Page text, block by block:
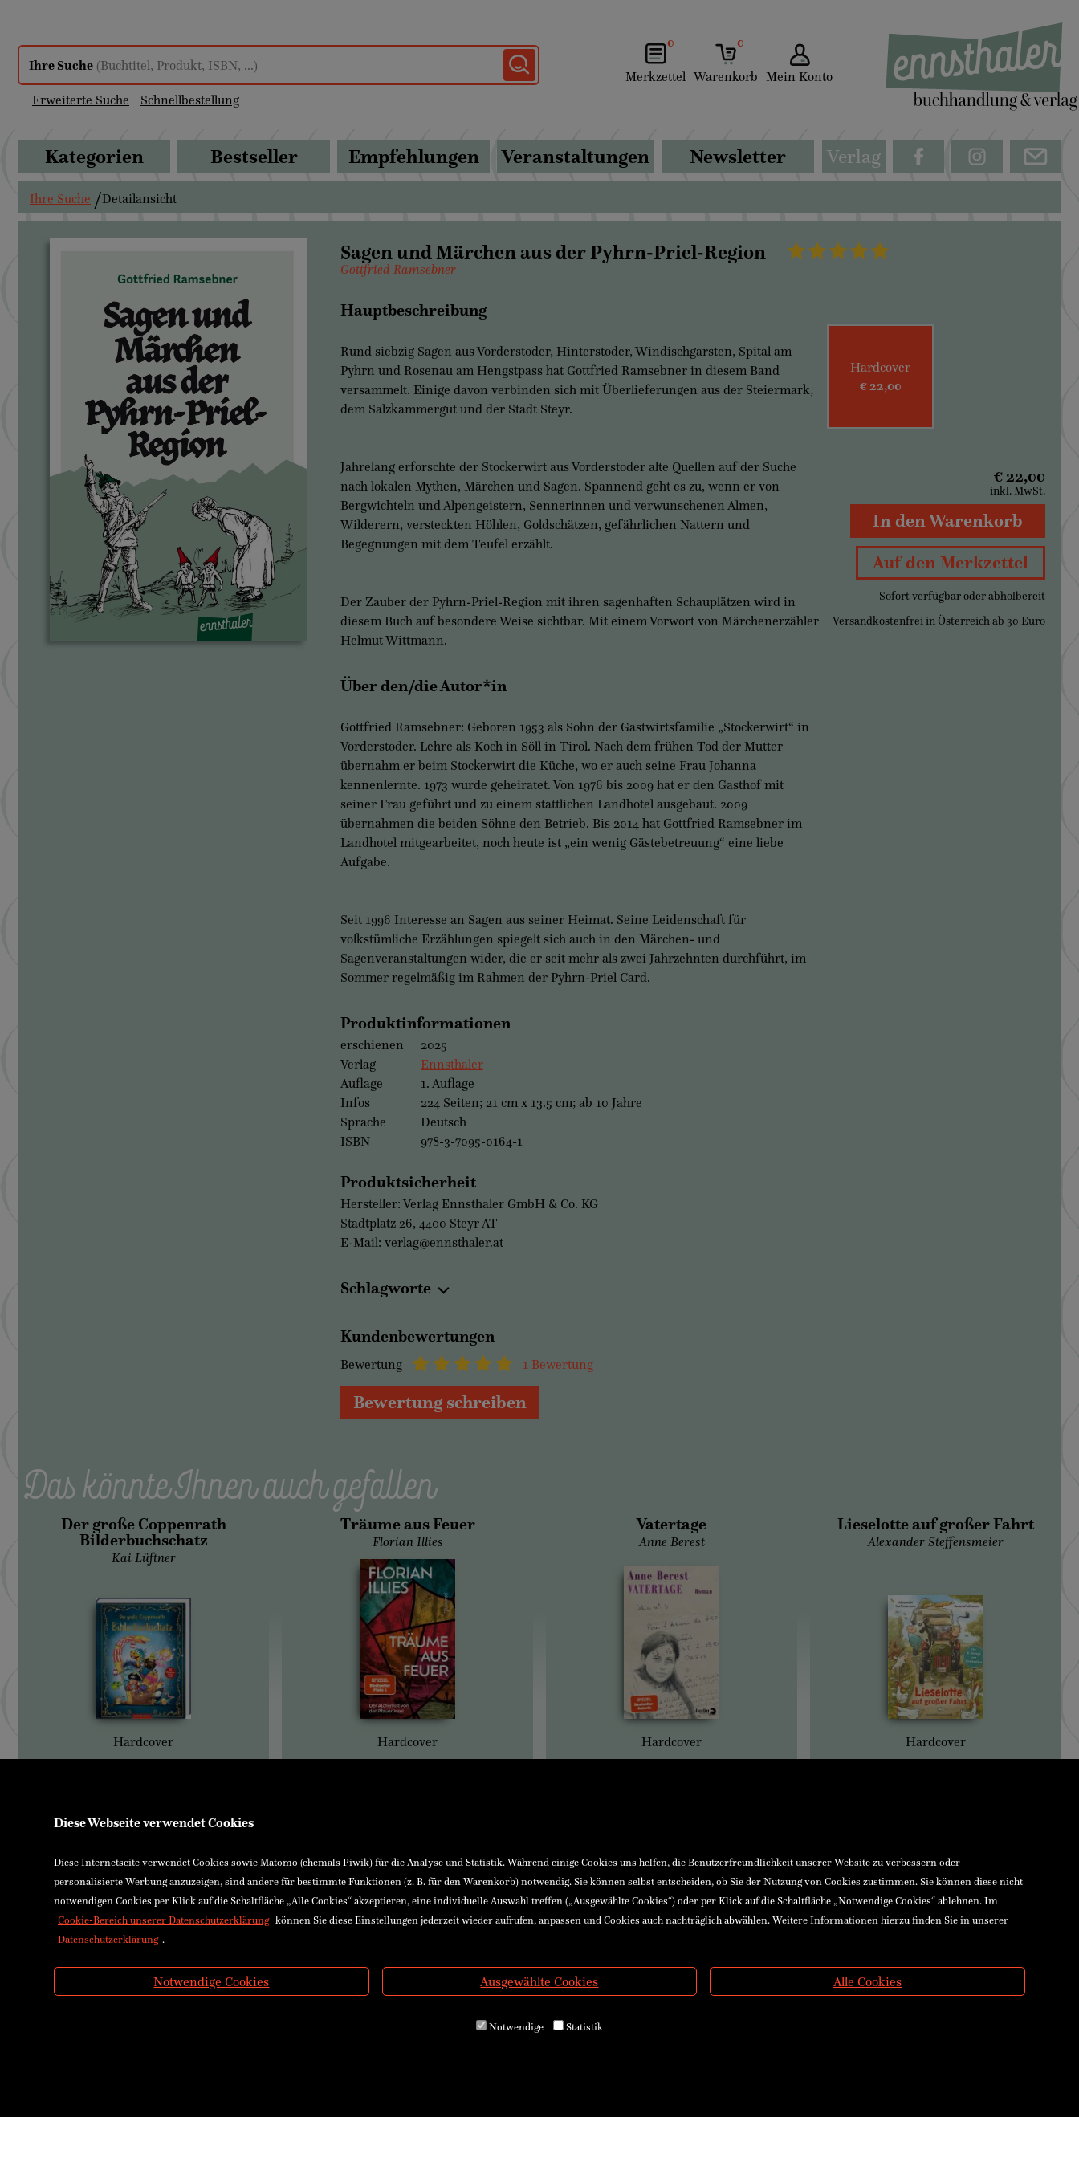
Ihre Suche (Buchtitel, Produkt, ISBN, ...)
Erweiterte Suche Schnellbestellung
0
Merkzettel
0
Warenkorb Mein Konto
Kategorien Bestseller Empfehlungen Veranstaltungen Newsletter Verlag
Ihre Suche Detailansicht
Sagen und Märchen aus der Pyhrn-Priel-Region
Gottfried Ramsebner
Hauptbeschreibung
Rund siebzig Sagen aus Vorderstoder, Hinterstoder, Windischgarsten, Spital am
Pyhrn und Rosenau am Hengstpass hat Gottfried Ramsebner in diesem Band
versammelt. Einige davon verbinden sich mit Überlieferungen aus der Steiermark,
dem Salzkammergut und der Stadt Steyr.
Jahrelang erforschte der Stockerwirt aus Vorderstoder alte Quellen auf der Suche
nach lokalen Mythen, Märchen und Sagen. Spannend geht es zu, wenn er von
Bergwichteln und Alpengeistern, Sennerinnen und verwunschenen Almen,
Wilderern, versteckten Höhlen, Goldschätzen, gefährlichen Nattern und
Begegnungen mit dem Teufel erzählt.
Der Zauber der Pyhrn-Priel-Region mit ihren sagenhaften Schauplätzen wird in
diesem Buch auf besondere Weise sichtbar. Mit einem Vorwort von Märchenerzähler
Helmut Wittmann.
Über den/die Autor*in
Gottfried Ramsebner: Geboren 1953 als Sohn der Gastwirtsfamilie „Stockerwirt“ in
Vorderstoder. Lehre als Koch in Söll in Tirol. Nach dem frühen Tod der Mutter
übernahm er beim Stockerwirt die Küche, wo er auch seine Frau Johanna
kennenlernte. 1973 wurde geheiratet. Von 1976 bis 2009 hat er den Gasthof mit
seiner Frau geführt und zu einem stattlichen Landhotel ausgebaut. 2009
übernahmen die beiden Söhne den Betrieb. Bis 2014 hat Gottfried Ramsebner im
Landhotel mitgearbeitet, noch heute ist „ein wenig Gästebetreuung“ eine liebe
Aufgabe.
Seit 1996 Interesse an Sagen aus seiner Heimat. Seine Leidenschaft für
volkstümliche Erzählungen spiegelt sich auch in den Märchen- und
Sagenveranstaltungen wider, die er seit mehr als zwei Jahrzehnten durchführt, im
Sommer regelmäßig im Rahmen der Pyhrn-Priel Card.
Produktinformationen
erschienen
2025
Verlag
Ennsthaler
Auflage
1. Auflage
Infos
224 Seiten; 21 cm x 13.5 cm; ab 10 Jahre
Sprache
Deutsch
ISBN
978-3-7095-0164-1
Produktsicherheit
Hersteller: Verlag Ennsthaler GmbH & Co. KG
Stadtplatz 26, 4400 Steyr AT
E-Mail: verlag@ennsthaler.at
Schlagworte
Kundenbewertungen
Bewertung 1 Bewertung
Bewertung schreiben
Hardcover
€ 22,00
€ 22,00
inkl. MwSt.
In den Warenkorb
Auf den Merkzettel
Sofort verfügbar oder abholbereit
Versandkostenfrei in Österreich ab 30 Euro
Das könnte Ihnen auch gefallen
Der große Coppenrath
Bilderbuchschatz
Kai Lüftner
Hardcover
Träume aus Feuer
Florian Illies
Hardcover
Vatertage
Anne Berest
Hardcover
Lieselotte auf großer Fahrt
Alexander Steffensmeier
Hardcover
Diese Webseite verwendet Cookies
Diese Internetseite verwendet Cookies sowie Matomo (ehemals Piwik) für die Analyse und Statistik. Während einige Cookies uns helfen, die Benutzerfreundlichkeit unserer Website zu verbessern oder
personalisierte Werbung anzuzeigen, sind andere für bestimmte Funktionen (z. B. für den Warenkorb) notwendig. Sie können selbst entscheiden, ob Sie der Nutzung von Cookies zustimmen. Sie können diese nicht
notwendigen Cookies per Klick auf die Schaltfläche „Alle Cookies“ akzeptieren, eine individuelle Auswahl treffen („Ausgewählte Cookies“) oder per Klick auf die Schaltfläche „Notwendige Cookies“ ablehnen. Im
Cookie-Bereich unserer Datenschutzerklärung können Sie diese Einstellungen jederzeit wieder aufrufen, anpassen und Cookies auch nachträglich abwählen. Weitere Informationen hierzu finden Sie in unserer
Datenschutzerklärung .
Notwendige Cookies Ausgewählte Cookies Alle Cookies
Notwendige Statistik